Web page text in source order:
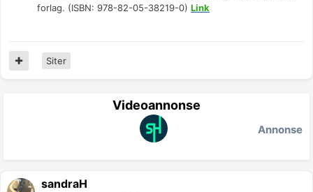
forlag. (ISBN: 978-82-05-38219-0) Link
Siter
Videoannonse
Annonse
sandraH